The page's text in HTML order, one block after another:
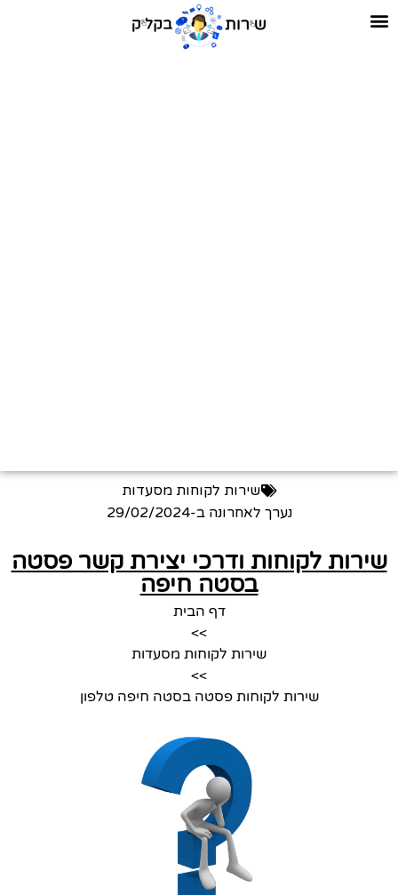
שירות לקוחות מסעדות
נערך לאחרונה ב-29/02/2024
שירות לקוחות ודרכי יצירת קשר פסטה
בסטה חיפה
דף הבית
>>
שירות לקוחות מסעדות
>>
שירות לקוחות פסטה בסטה חיפה טלפון